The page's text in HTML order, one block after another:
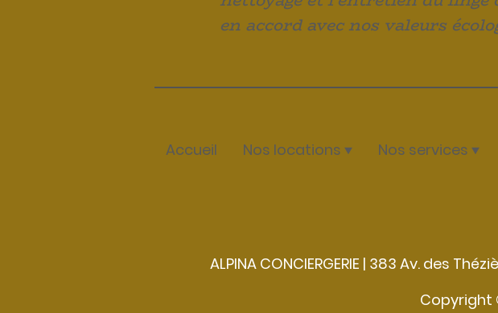
en accord avec nos valeurs
Accueil Nos locations Nos services
ALPINA CONCIERGERIE | 383 Av. des
Copyright